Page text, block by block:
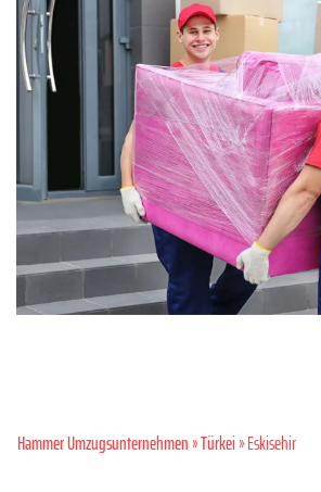
Hammer Umzugsunternehmen»Türkei» Eskisehir